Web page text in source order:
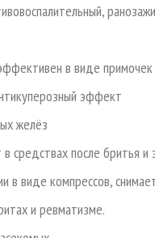
в виде
эффект
желёз
средствах после бритья и
в виде компрессов,
и ревматизме.